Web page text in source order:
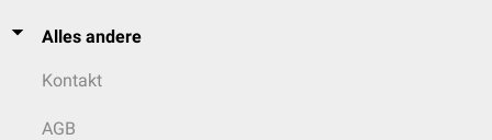
Alles andere
Kontakt
AGB